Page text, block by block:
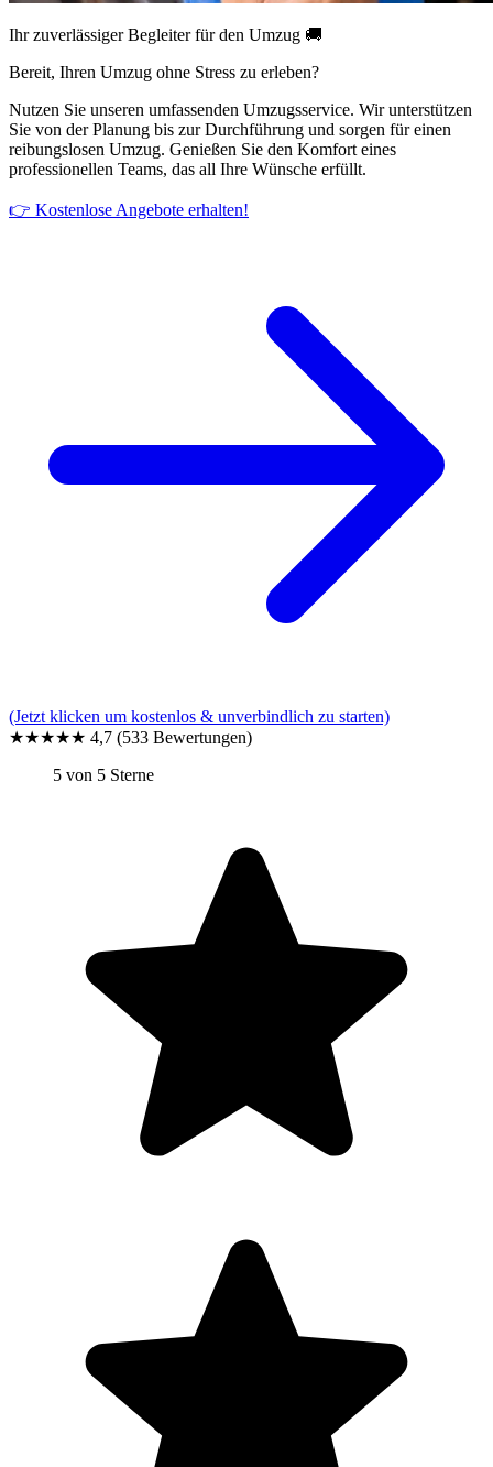
Ihr zuverlässiger Begleiter für den Umzug 🚚
Bereit, Ihren Umzug ohne Stress zu erleben?
Nutzen Sie unseren umfassenden Umzugsservice. Wir unterstützen
Sie von der Planung bis zur Durchführung und sorgen für einen
reibungslosen Umzug. Genießen Sie den Komfort eines
professionellen Teams, das all Ihre Wünsche erfüllt.
👉 Kostenlose Angebote erhalten!
(Jetzt klicken um kostenlos & unverbindlich zu starten)
★★★★★ 4,7 (533 Bewertungen)
5 von 5 Sterne